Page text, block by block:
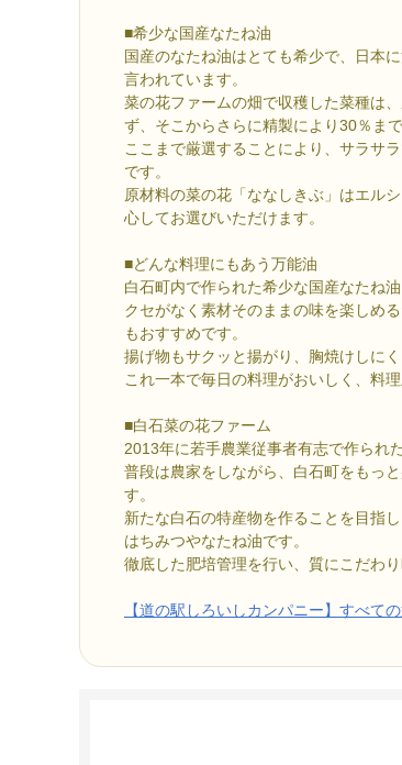
■希少な国産なたね油
国産のなたね油はとても希少で、日本
言われています。
菜の花ファームの畑で収穫した菜種は
ず、そこからさらに精製により30％まで
ここまで厳選することにより、サラサ
です。
原材料の菜の花「ななしきぶ」はエル
心してお選びいただけます。
■どんな料理にもあう万能油
白石町内で作られた希少な国産なたね油
クセがなく素材そのままの味を楽しめ
もおすすめです。
揚げ物もサクッと揚がり、胸焼けしにく
これ一本で毎日の料理がおいしく、料
■白石菜の花ファーム
2013年に若手農業従事者有志で作られ
普段は農家をしながら、白石町をもっ
す。
新たな白石の特産物を作ることを目指
はちみつやなたね油です。
徹底した肥培管理を行い、質にこだわ
【道の駅しろいしカンパニー】すべて